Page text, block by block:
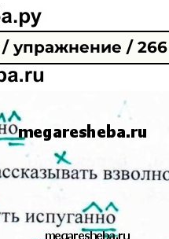
упражнение / 266